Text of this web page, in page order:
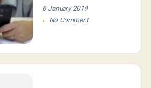
6 January 2019
No Comment